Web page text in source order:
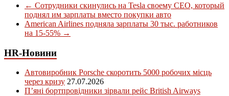
← Сотрудники скинулись на Tesla своему СЕО, который
поднял им зарплаты вместо покупки авто
American Airlines подняла зарплаты 30 тыс. работников
на 15-55% →
HR-Новини
Автовиробник Porsche скоротить 5000 робочих місць
через кризу 27.07.2026
П’яні бортпровідники зірвали рейс British Airways